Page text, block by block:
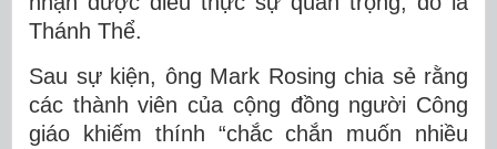
Thánh Thể.
Sau sự kiện, ông Mark Rosing chia sẻ rằng
các thành viên của cộng đồng người Công
giáo khiếm thính “chắc chắn muốn nhiều